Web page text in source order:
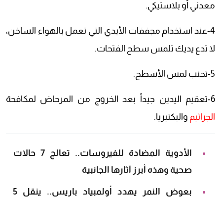
معدني أو بلاستيكي.
4-عند استخدام مجففات الأيدي التي تعمل بالهواء الساخن،
لا تدع يديك تلمس سطح الفتحات.
5-تجنب لمس الأسطح.
6-تعقيم اليدين جيداً بعد الخروج من المرحاض لمكافحة
الجراثيم والبكتيريا.
الأدوية المضادة للفيروسات.. تعالج 7 حالات
صحية وهذه أبرز آثارها الجانبية
بعوض النمر يهدد أولمبياد باريس.. ينقل 5